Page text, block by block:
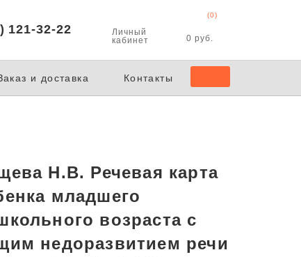
121-32-22
Личный
кабинет
(0)
0 руб.
и доставка Контакты
Н.В. Речевая карта
младшего
возраста с
недоразвитием речи